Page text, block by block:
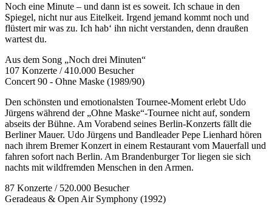
Noch eine Minute – und dann ist es soweit. Ich schaue in den
Spiegel, nicht nur aus Eitelkeit. Irgend jemand kommt noch und
flüstert mir was zu. Ich hab‘ ihn nicht verstanden, denn draußen
wartest du.
Aus dem Song „Noch drei Minuten“
107 Konzerte / 410.000 Besucher
Concert 90 - Ohne Maske (1989/90)
Den schönsten und emotionalsten Tournee-Moment erlebt Udo
Jürgens während der „Ohne Maske“-Tournee nicht auf, sondern
abseits der Bühne. Am Vorabend seines Berlin-Konzerts fällt die
Berliner Mauer. Udo Jürgens und Bandleader Pepe Lienhard hören
nach ihrem Bremer Konzert in einem Restaurant vom Mauerfall und
fahren sofort nach Berlin. Am Brandenburger Tor liegen sie sich
nachts mit wildfremden Menschen in den Armen.
87 Konzerte / 520.000 Besucher
Geradeaus & Open Air Symphony (1992)